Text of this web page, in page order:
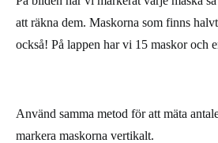
att räkna dem. Maskorna som finns
också! På lappen har vi 15 maskor och
Använd samma metod för att mäta
markera maskorna vertikalt.